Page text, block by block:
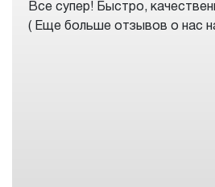
Все супер! Быстро,
( Еще больше отзывов о нас